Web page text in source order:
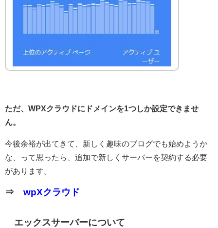
ただ、WPXクラウドにドメインを1つしか設定できませ
ん。
今後余裕が出てきて、新しく趣味のブログでも始めようか
な、って思ったら、追加で新しくサーバーを契約する必要
があります。
⇒ wpXクラウド
エックスサーバーについて